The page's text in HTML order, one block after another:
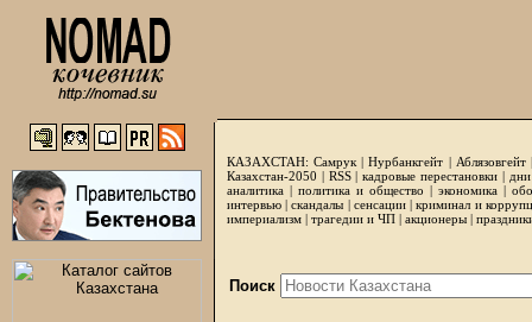
КАЗАХСТАН: Самрук |Нурбанкгейт | Аблязовгейт
Казахстан-2050 | RSS|кадровые перестановки|
аналитика | политика и общество | экономика |
интервью |скандалы | сенсации|криминал и
империализм | трагедии и ЧП | акционеры |
Поиск